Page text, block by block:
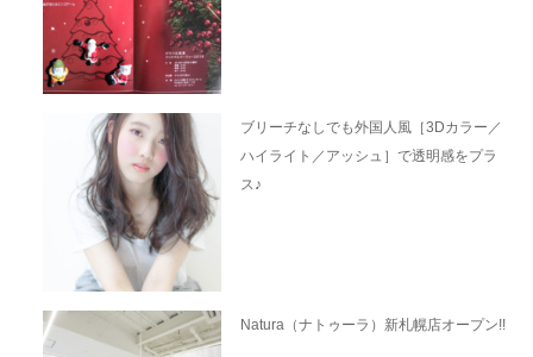
ブリーチなしでも外国人風［3Dカラー／
ハイライト／アッシュ］で透明感をプラ
ス♪
Natura（ナトゥーラ）新札幌店オープン!!